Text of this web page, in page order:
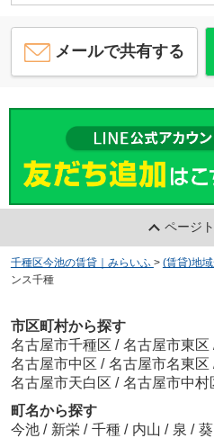
メールで共有する
ページ
千種区今池の賃貸｜みらいふ > (賃貸)地
ンス千種
市区町村から探す
名古屋市千種区 / 名古屋市東区
名古屋市中区 / 名古屋市名東区
名古屋市天白区 / 名古屋市中村
町名から探す
今池 / 新栄 / 千種 / 内山 / 泉 / 葵